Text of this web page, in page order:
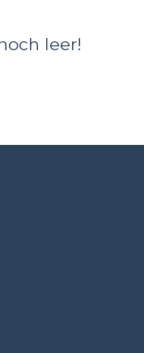
leer!